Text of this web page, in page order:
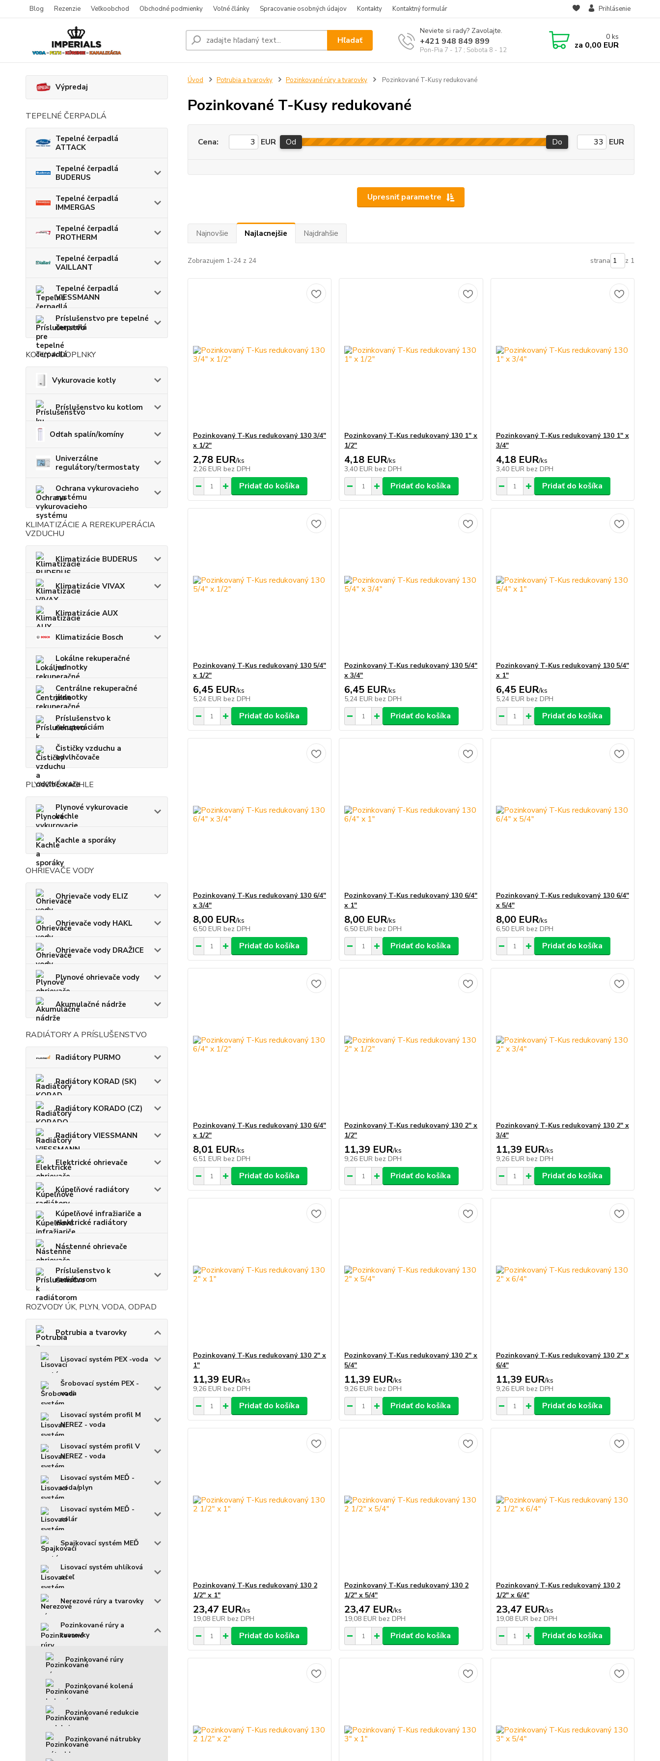
Blog Rezenzie Veľkoobchod Obchodné podmienky Voľné články Spracovanie osobných údajov Kontakty Kontaktný formulár Prihlásenie
Hľadať
Neviete si rady? Zavolajte.
+421 948 849 899
Pon-Pia 7 - 17 ; Sobota 8 - 12
0 ks
za 0,00 EUR
Výpredaj
TEPELNÉ ČERPADLÁ
Tepelné čerpadlá
ATTACK
Tepelné čerpadlá
BUDERUS
Tepelné čerpadlá
IMMERGAS
Tepelné čerpadlá
PROTHERM
Tepelné čerpadlá
VAILLANT
Tepelné čerpadlá
VIESSMANN
Príslušenstvo pre tepelné
čerpadlá
KOTLY A DOPLNKY
Vykurovacie kotly
Príslušenstvo ku kotlom
Odťah spalín/komíny
Univerzálne
regulátory/termostaty
Ochrana vykurovacieho
systému
KLIMATIZÁCIE A REREKUPERÁCIA
VZDUCHU
Klimatizácie BUDERUS
Klimatizácie VIVAX
Klimatizácie AUX
Klimatizácie Bosch
Lokálne rekuperačné
jednotky
Centrálne rekuperačné
jednotky
Príslušenstvo k
rekuperáciám
Čističky vzduchu a
odvlhčovače
PLYNOVÉ KACHLE
Plynové vykurovacie
kachle
Kachle a sporáky
OHRIEVAČE VODY
Ohrievače vody ELIZ
Ohrievače vody HAKL
Ohrievače vody DRAŽICE
Plynové ohrievače vody
Akumulačné nádrže
RADIÁTORY A PRÍSLUŠENSTVO
Radiátory PURMO
Radiátory KORAD (SK)
Radiátory KORADO (CZ)
Radiátory VIESSMANN
Elektrické ohrievače
Kúpeľňové radiátory
Kúpeľňové infražiariče a
elektrické radiátory
Nástenné ohrievače
Príslušenstvo k
radiátorom
ROZVODY ÚK, PLYN, VODA, ODPAD
Potrubia a tvarovky
Lisovací systém PEX -voda
Šrobovací systém PEX -
voda
Lisovací systém profil M
NEREZ - voda
Lisovací systém profil V
NEREZ - voda
Lisovací systém MEĎ -
voda/plyn
Lisovací systém MEĎ -
solár
Spajkovací systém MEĎ
Lisovací systém uhlíková
oceľ
Nerezové rúry a tvarovky
Pozinkované rúry a
tvarovky
Pozinkované rúry
Pozinkované kolená
Pozinkované redukcie
Pozinkované nátrubky
Úvod Potrubia a tvarovky Pozinkované rúry a tvarovky Pozinkované T-Kusy redukované
Pozinkované T-Kusy redukované
Upresniť parametre
Cena: EUR Od Do EUR
Najnovšie Najlacnejšie Najdrahšie
Zobrazujem 1-24 z 24 strana z 1
Pozinkovaný T-Kus redukovaný 130 3/4"
x 1/2"
2,78 EUR/ks
2,26 EUR bez DPH
Pridať do košíka
Pozinkovaný T-Kus redukovaný 130 1" x
1/2"
4,18 EUR/ks
3,40 EUR bez DPH
Pridať do košíka
Pozinkovaný T-Kus redukovaný 130 1" x
3/4"
4,18 EUR/ks
3,40 EUR bez DPH
Pridať do košíka
Pozinkovaný T-Kus redukovaný 130 5/4"
x 1/2"
6,45 EUR/ks
5,24 EUR bez DPH
Pridať do košíka
Pozinkovaný T-Kus redukovaný 130 5/4"
x 3/4"
6,45 EUR/ks
5,24 EUR bez DPH
Pridať do košíka
Pozinkovaný T-Kus redukovaný 130 5/4"
x 1"
6,45 EUR/ks
5,24 EUR bez DPH
Pridať do košíka
Pozinkovaný T-Kus redukovaný 130 6/4"
x 3/4"
8,00 EUR/ks
6,50 EUR bez DPH
Pridať do košíka
Pozinkovaný T-Kus redukovaný 130 6/4"
x 1"
8,00 EUR/ks
6,50 EUR bez DPH
Pridať do košíka
Pozinkovaný T-Kus redukovaný 130 6/4"
x 5/4"
8,00 EUR/ks
6,50 EUR bez DPH
Pridať do košíka
Pozinkovaný T-Kus redukovaný 130 6/4"
x 1/2"
8,01 EUR/ks
6,51 EUR bez DPH
Pridať do košíka
Pozinkovaný T-Kus redukovaný 130 2" x
1/2"
11,39 EUR/ks
9,26 EUR bez DPH
Pridať do košíka
Pozinkovaný T-Kus redukovaný 130 2" x
3/4"
11,39 EUR/ks
9,26 EUR bez DPH
Pridať do košíka
Pozinkovaný T-Kus redukovaný 130 2" x
1"
11,39 EUR/ks
9,26 EUR bez DPH
Pridať do košíka
Pozinkovaný T-Kus redukovaný 130 2" x
5/4"
11,39 EUR/ks
9,26 EUR bez DPH
Pridať do košíka
Pozinkovaný T-Kus redukovaný 130 2" x
6/4"
11,39 EUR/ks
9,26 EUR bez DPH
Pridať do košíka
Pozinkovaný T-Kus redukovaný 130 2
1/2" x 1"
23,47 EUR/ks
19,08 EUR bez DPH
Pridať do košíka
Pozinkovaný T-Kus redukovaný 130 2
1/2" x 5/4"
23,47 EUR/ks
19,08 EUR bez DPH
Pridať do košíka
Pozinkovaný T-Kus redukovaný 130 2
1/2" x 6/4"
23,47 EUR/ks
19,08 EUR bez DPH
Pridať do košíka